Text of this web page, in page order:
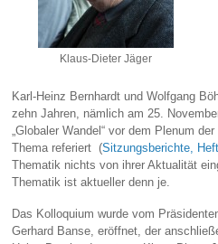
Klaus-Dieter Jäger
Karl-Heinz Bernhardt und Wolfgang
zehn Jahren, nämlich am 25.
„Globaler Wandel“ vor dem Plenum
Thema referiert (Sitzungsberichte,
Thematik nichts von ihrer Aktualität
Thematik ist aktueller denn je.
Das Kolloquium wurde vom
Gerhard Banse, eröffnet, der